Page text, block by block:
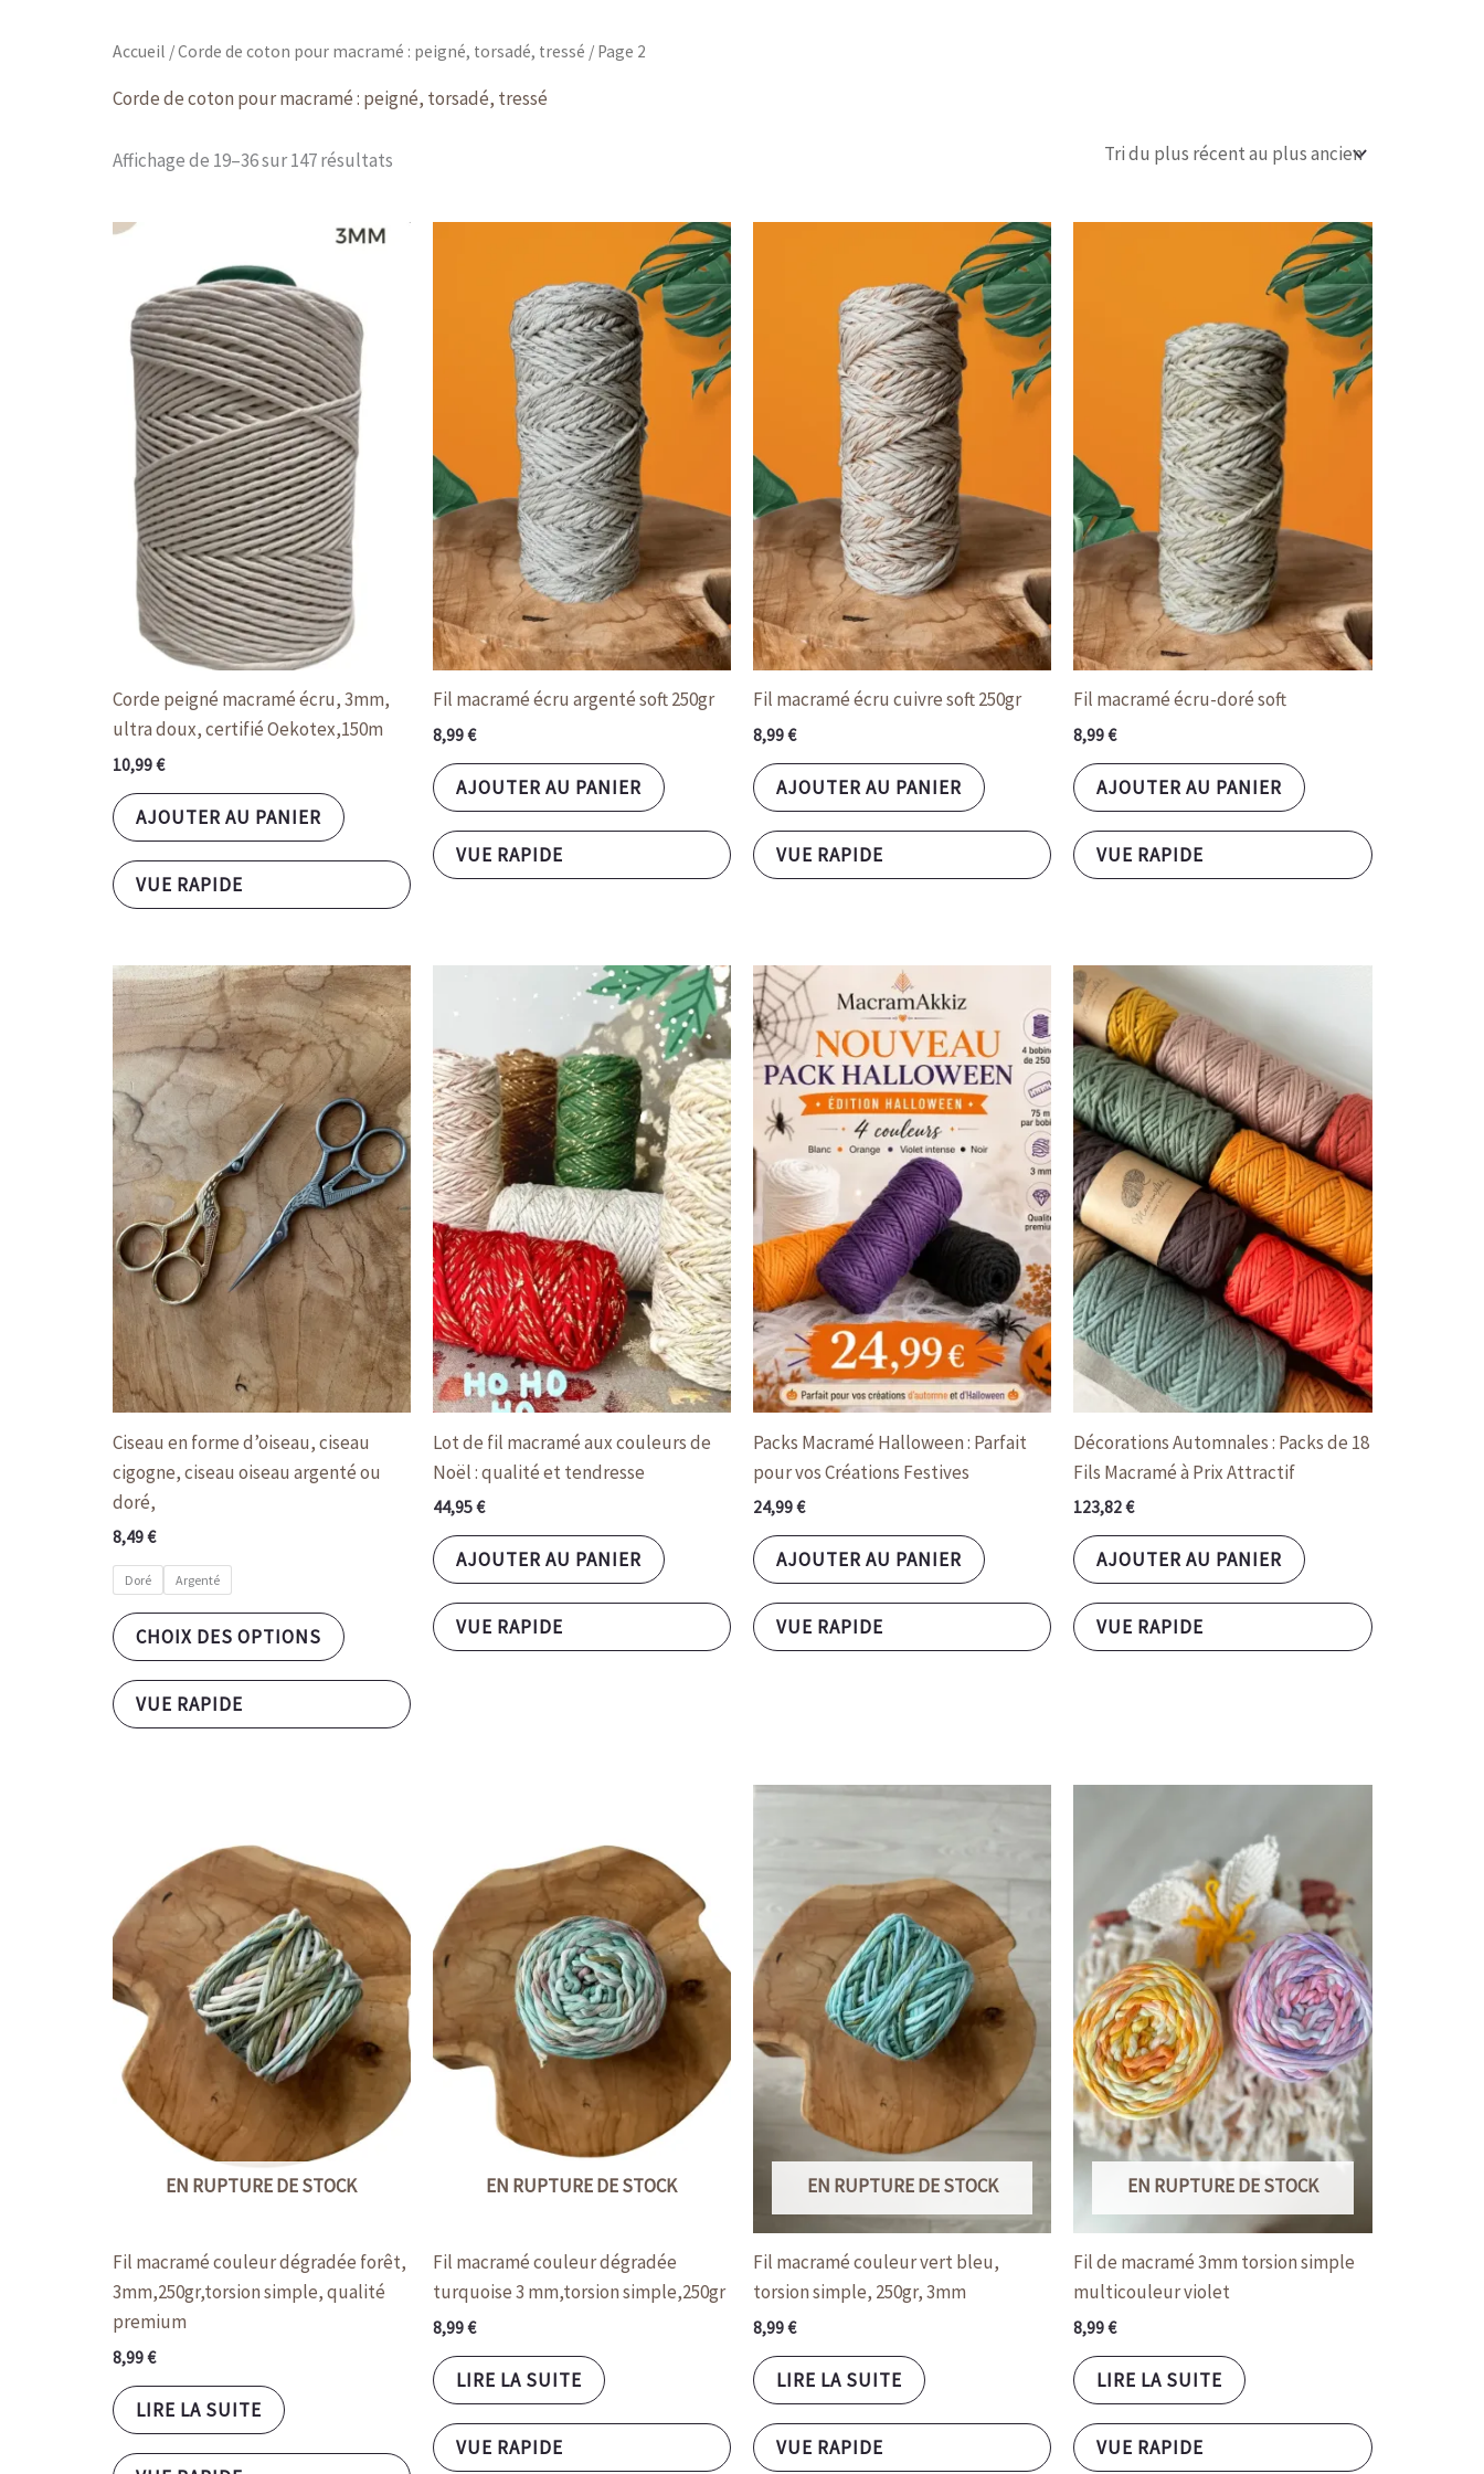
Accueil /Corde de coton pour macramé : peigné, torsadé, tressé / Page 2
Corde de coton pour macramé : peigné, torsadé, tressé
Affichage de 19–36 sur 147 résultats
Corde peigné macramé écru, 3mm,
ultra doux, certifié Oekotex,150m
10,99€
AJOUTER AU PANIER
VUE RAPIDE
Fil macramé écru argenté soft 250gr
8,99€
AJOUTER AU PANIER
VUE RAPIDE
Fil macramé écru cuivre soft 250gr
8,99€
AJOUTER AU PANIER
VUE RAPIDE
Fil macramé écru-doré soft
8,99€
AJOUTER AU PANIER
VUE RAPIDE
Ciseau en forme d’oiseau, ciseau
cigogne, ciseau oiseau argenté ou
doré,
8,49€
Doré Argenté
CHOIX DES OPTIONS
Ce
produit
a
plusieurs
variations.
Les
options
peuvent
être
choisies
sur
la
page
du
produit
VUE RAPIDE
Lot de fil macramé aux couleurs de
Noël : qualité et tendresse
44,95€
AJOUTER AU PANIER
VUE RAPIDE
Packs Macramé Halloween : Parfait
pour vos Créations Festives
24,99€
AJOUTER AU PANIER
VUE RAPIDE
Décorations Automnales : Packs de 18
Fils Macramé à Prix Attractif
123,82€
AJOUTER AU PANIER
VUE RAPIDE
EN RUPTURE DE STOCK
Fil macramé couleur dégradée forêt,
3mm,250gr,torsion simple, qualité
premium
8,99€
LIRE LA SUITE
EN RUPTURE DE STOCK
Fil macramé couleur dégradée
turquoise 3 mm,torsion simple,250gr
8,99€
LIRE LA SUITE
VUE RAPIDE
EN RUPTURE DE STOCK
Fil macramé couleur vert bleu,
torsion simple, 250gr, 3mm
8,99€
LIRE LA SUITE
VUE RAPIDE
EN RUPTURE DE STOCK
Fil de macramé 3mm torsion simple
multicouleur violet
8,99€
LIRE LA SUITE
VUE RAPIDE